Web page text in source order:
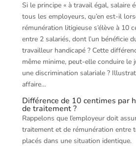
Si le principe « à travail égal, salaire
tous les employeurs, qu’en est-il
rémunération litigieuse s’élève à 10
entre 2 salariés, dont l’un bénéficie
travailleur handicapé ? Cette
même minime, peut-elle conduire le
une discrimination salariale ?
affaire…
Différence de 10 centimes par
de traitement ?
Rappelons que l’employeur doit
traitement et de rémunération entre
placés dans une situation identique.